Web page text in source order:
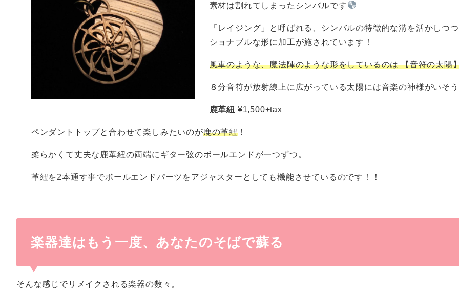
素材は割れてしまったシンバルです
「レイジング」と呼ばれる、シンバルの特徴的な溝を活かしつ
ショナブルな形に加工が施されています！
風車のような、魔法陣のような形をしているのは 【音符の太陽
８分音符が放射線上に広がっている太陽には音楽の神様がいそ
鹿革紐 ¥1,500+tax
ペンダントトップと合わせて楽しみたいのが鹿の革紐 ！
柔らかくて丈夫な鹿革紐の両端にギター弦のボールエンドが一つずつ。
革紐を2本通す事でボールエンドパーツをアジャスターとしても機能させているのです！！
楽器達はもう一度、あなたのそばで蘇る
そんな感じでリメイクされる楽器の数々。